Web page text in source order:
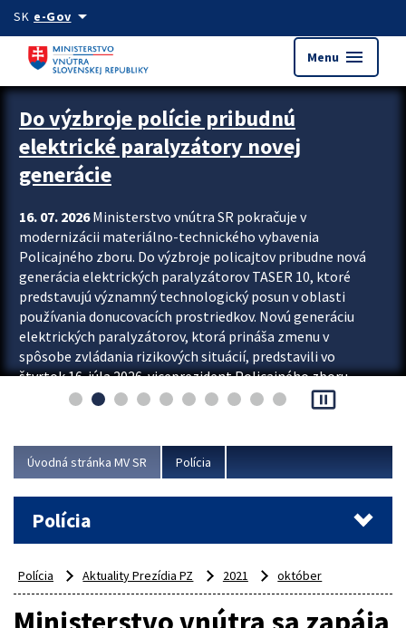
Preskocit na hlavný obsah
SK e-Govarrow_drop_down
Menu menu
Zastavit automatický posun upútavok
Do výzbroje polície pribudnú
elektrické paralyzátory novej
generácie
16. 07. 2026Ministerstvo vnútra SR pokračuje v
modernizácii materiálno-technického vybavenia
Policajného zboru. Do výzbroje policajtov pribudne nová
generácia elektrických paralyzátorov TASER 10, ktoré
predstavujú významný technologický posun v oblasti
používania donucovacích prostriedkov. Novú generáciu
elektrických paralyzátorov, ktorá prináša zmenu v
spôsobe zvládania rizikových situácií, predstavili vo
štvrtok 16. júla 2026 viceprezident Policajného zboru
Rastislav Polakovič a riaditeľ odboru výcviku...
pause_presentation
Úvodná stránka MV SR Polícia
Polícia
Polícia Aktuality Prezídia PZ 2021 október